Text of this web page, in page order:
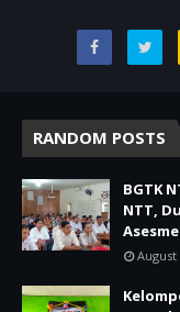
RANDOM POSTS
BGTK
NTT,
August